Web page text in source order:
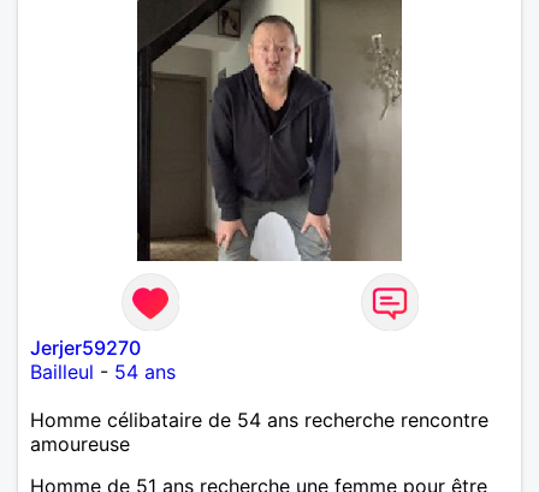
comme ça vient, si ça vient bien sûr ! À voir selon
feeling commun, histoire de rompre un célibat qui
commence à peser de jour en jour, tellement lourd,
ne sachant pas du tout jusqu'à quand vais-je encore
savoir le porter, du moins avant l'hernie discale !
D'avance merci à vous mesdames, qui auraient un
peu de cœur, pourquoi pas même un peu de pitié,
voire carrément même un certain courage de bien
vouloir me contacter. Un conseil, ne réfléchissez
pas trop, foncez tête baissée, nez dans le guidon
pour les sportives bref, lancez vous, et advienne
que pourra ! Vous remerciant toutes d'avance, pour
votre complaisance et votre évidente
compréhension...
Jerjer59270
Bailleul - 54 ans
Homme célibataire de 54 ans recherche rencontre
amoureuse
Homme de 51 ans recherche une femme pour être